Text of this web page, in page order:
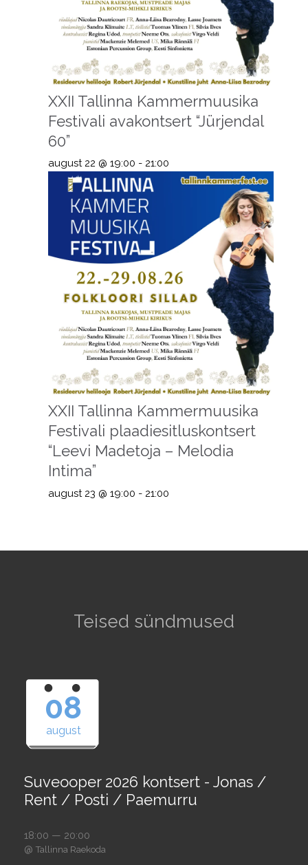
XXII Tallinna Kammermuusika
Festivali avakontsert “Jürjendal
60”
august 22 @ 19:00 - 21:00
XXII Tallinna Kammermuusika
Festivali plaadiesitluskontsert
“Leevi Madetoja – Melodia
Intima”
august 23 @ 19:00 - 21:00
Teised sündmused
08
august
Suveooper 2026 kontsert - Jonas /
Rent / Posti / Paemurru
18:00 — 20:00
@ Tallinna Raekoda